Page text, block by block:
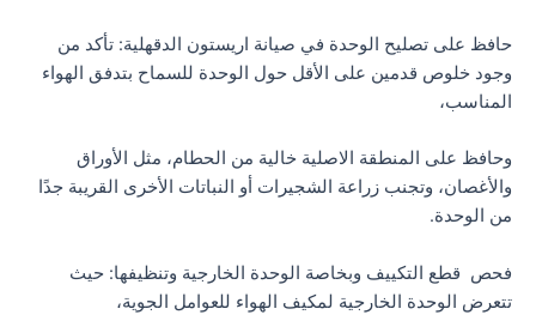
حافظ على تصليح الوحدة في صيانة اريستون الدقهلية: تأكد من
وجود خلوص قدمين على الأقل حول الوحدة للسماح بتدفق الهواء
المناسب،
وحافظ على المنطقة الاصلية خالية من الحطام، مثل الأوراق
والأغصان، وتجنب زراعة الشجيرات أو النباتات الأخرى القريبة جدًا
من الوحدة.
فحص قطع التكييف وبخاصة الوحدة الخارجية وتنظيفها: حيث
تتعرض الوحدة الخارجية لمكيف الهواء للعوامل الجوية،